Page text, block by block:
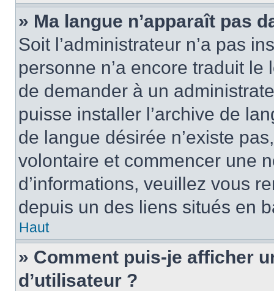
» Ma langue n’apparaît pas
Soit l’administrateur n’a pas
personne n’a encore traduit
de demander à un
puisse installer l’archive de
de langue désirée n’existe
volontaire et commencer une
d’informations, veuillez vous
depuis un des liens situés en
Haut
» Comment puis-je afficher
d’utilisateur ?